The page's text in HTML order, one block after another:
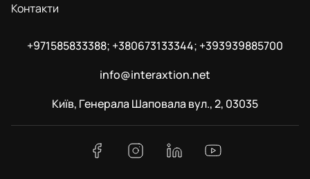
Контакти
+971585833388; +380673133344; +393939885700
info@interaxtion.net
Київ, Генерала Шаповала вул., 2, 03035